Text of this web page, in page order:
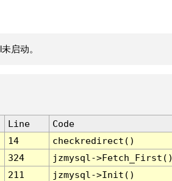
启动。
Line
Code
14
checkredirect()
324
jzmysql-
211
jzmysql->Init()